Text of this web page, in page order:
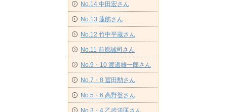
No.14 中田宏さん
No.13 蓮舫さん
No.12 竹中平蔵さん
No.11 前原誠司さん
No.9・10 渡邊雄一郎さん
No.7・8 冨田勲さん
No.5・6 高野登さん